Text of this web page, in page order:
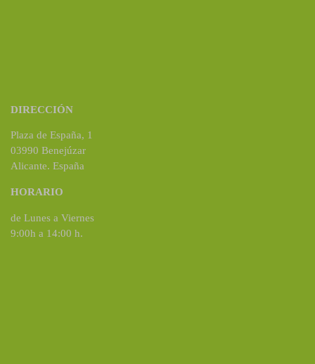
DIRECCIÓN
Plaza de España, 1
03990 Benejúzar
Alicante. España
HORARIO
de Lunes a Viernes
9:00h a 14:00 h.